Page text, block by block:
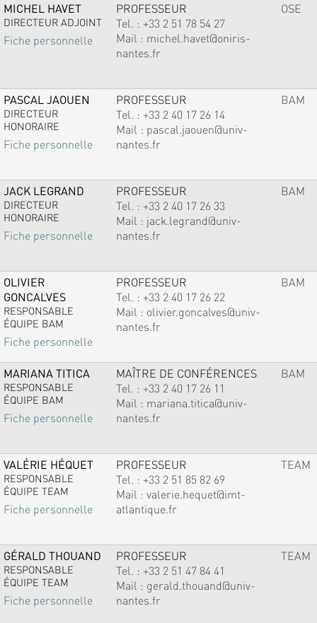
MICHEL HAVET
DIRECTEUR ADJOINT
Fiche personnelle
PROFESSEUR
Tel. : +33 2 51 78 54 27
Mail : michel.havet@oniris-
nantes.fr
OSE
PASCAL JAOUEN
DIRECTEUR
HONORAIRE
Fiche personnelle
PROFESSEUR
Tel. : +33 2 40 17 26 14
Mail : pascal.jaouen@univ-
nantes.fr
BAM
JACK LEGRAND
DIRECTEUR
HONORAIRE
Fiche personnelle
PROFESSEUR
Tel. : +33 2 40 17 26 33
Mail : jack.legrand@univ-
nantes.fr
BAM
OLIVIER
GONCALVES
RESPONSABLE
ÉQUIPE BAM
Fiche personnelle
PROFESSEUR
Tel. : +33 2 40 17 26 22
Mail : olivier.goncalves@univ-
nantes.fr
BAM
MARIANA TITICA
RESPONSABLE
ÉQUIPE BAM
Fiche personnelle
MAÎTRE DE CONFÉRENCES
Tel. : +33 2 40 17 26 11
Mail : mariana.titica@univ-
nantes.fr
BAM
VALÉRIE HÉQUET
RESPONSABLE
ÉQUIPE TEAM
Fiche personnelle
PROFESSEUR
Tel. : +33 2 51 85 82 69
Mail : valerie.hequet@imt-
atlantique.fr
TEAM
GÉRALD THOUAND
RESPONSABLE
ÉQUIPE TEAM
Fiche personnelle
PROFESSEUR
Tel. : +33 2 51 47 84 41
Mail : gerald.thouand@univ-
nantes.fr
TEAM